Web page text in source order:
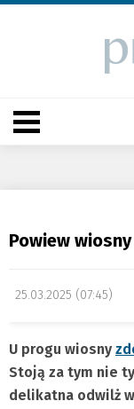
Powiew
25.03.2025 (07:45)
U progu wiosny
Stoją za tym nie
delikatna odwilż